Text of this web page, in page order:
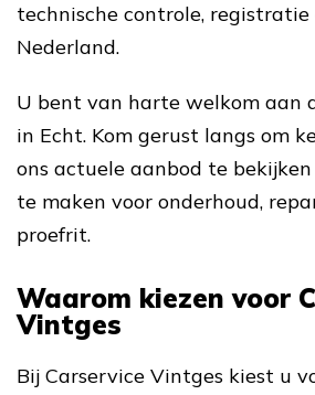
technische controle,
Nederland.
U bent van harte welkom aan
in Echt. Kom gerust langs om
ons actuele aanbod te
te maken voor onderhoud,
proefrit.
Waarom kiezen voor
Vintges
Bij Carservice Vintges kiest u